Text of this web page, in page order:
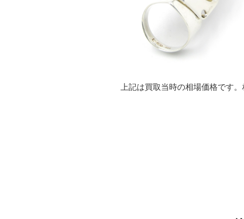
上記は買取当時の相場価格です